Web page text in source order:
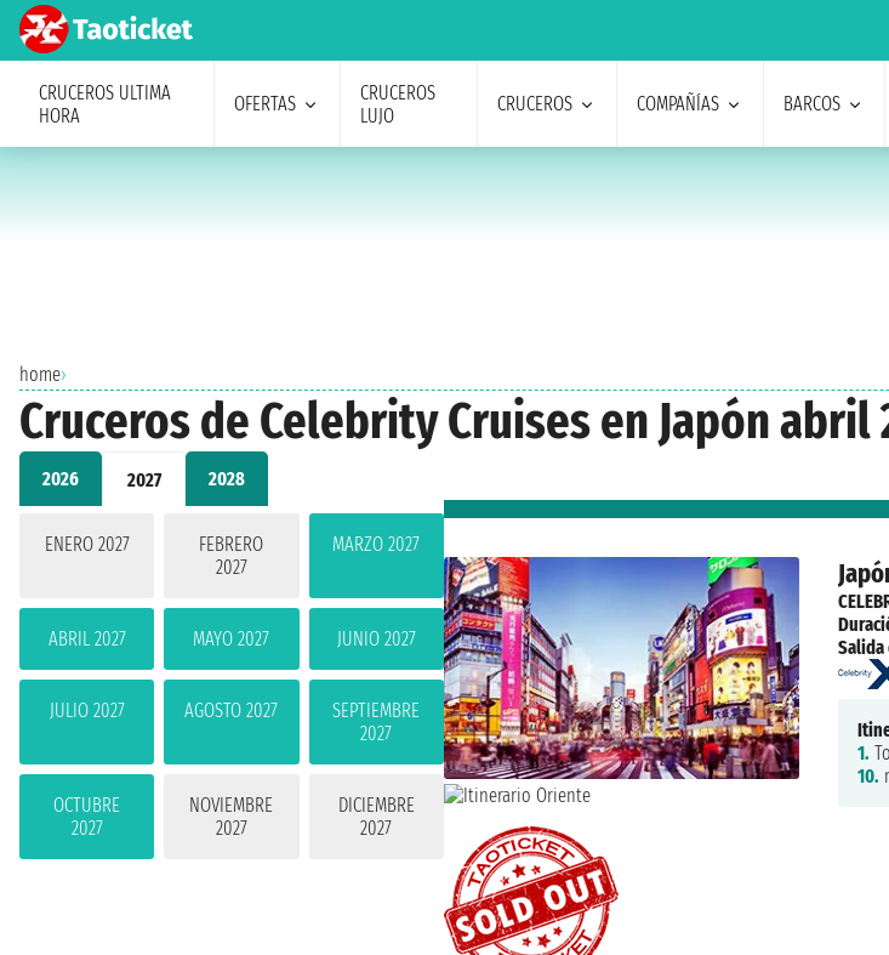
CRUCEROS ULTIMA
HORA
OFERTAS
CRUCEROS
LUJO
CRUCEROS COMPAÑÍAS BARCOS
home›
Cruceros de Celebrity Cruises en Japón abril
2026 2027 2028
ENERO 2027
FEBRERO
2027
MARZO 2027
ABRIL 2027 MAYO 2027 JUNIO 2027
JULIO 2027 AGOSTO 2027
SEPTIEMBRE
2027
OCTUBRE
2027
NOVIEMBRE
2027
DICIEMBRE
2027
Salida
1.
10.